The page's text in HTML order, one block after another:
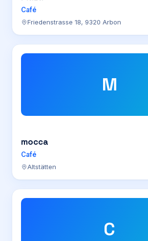
Café
Friedenstrasse 18, 9320 Arbon
M
mocca
Café
Altstätten
C